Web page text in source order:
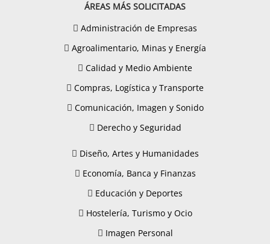
ÁREAS MÁS SOLICITADAS
Administración de Empresas
Agroalimentario, Minas y Energía
Calidad y Medio Ambiente
Compras, Logística y Transporte
Comunicación, Imagen y Sonido
Derecho y Seguridad
Diseño, Artes y Humanidades
Economía, Banca y Finanzas
Educación y Deportes
Hostelería, Turismo y Ocio
Imagen Personal